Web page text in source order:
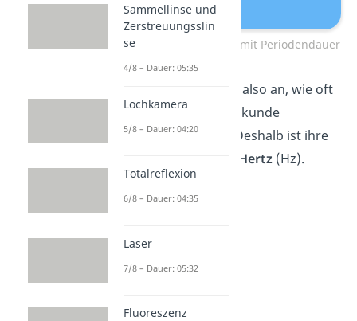
Frequenz berechnen mit Periodendauer
gibt also an, wie oft
eine Periode pro Sekunde
durchlaufen wird. Deshalb ist ihre
Hertz (Hz).
Sammellinse und
Zerstreuungsslin
se
4/8 – Dauer: 05:35
Lochkamera
5/8 – Dauer: 04:20
Totalreflexion
6/8 – Dauer: 04:35
Laser
7/8 – Dauer: 05:32
Fluoreszenz